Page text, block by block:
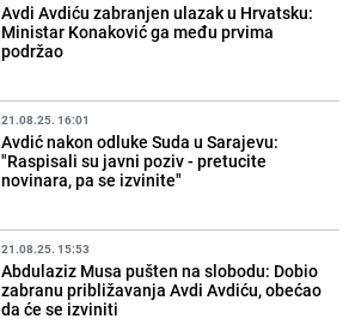
Avdi Avdiću zabranjen ulazak u Hrvatsku:
Ministar Konaković ga među prvima
podržao
21.08.25. 16:01
Avdić nakon odluke Suda u Sarajevu:
"Raspisali su javni poziv - pretucite
novinara, pa se izvinite"
21.08.25. 15:53
Abdulaziz Musa pušten na slobodu: Dobio
zabranu približavanja Avdi Avdiću, obećao
da će se izviniti